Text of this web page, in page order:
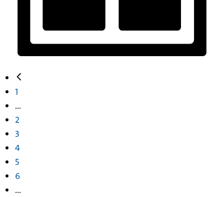
1
...
2
3
4
5
6
...